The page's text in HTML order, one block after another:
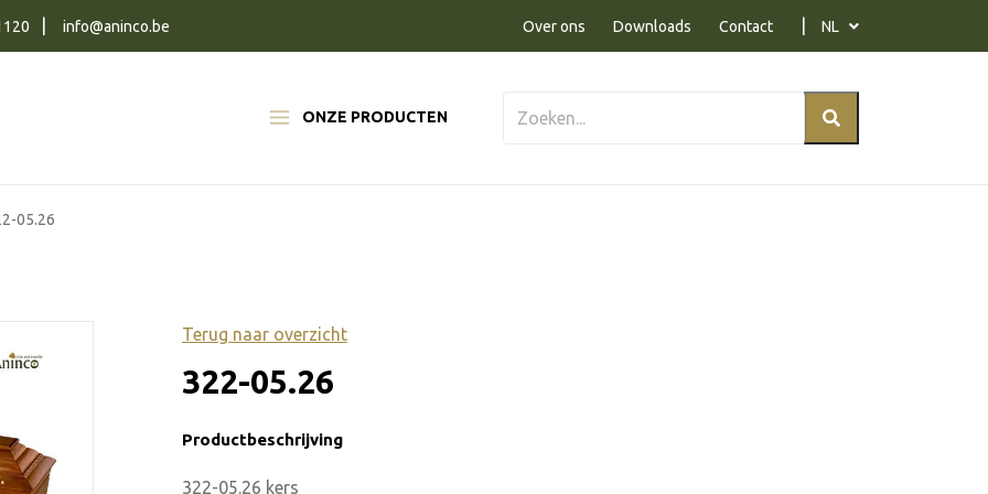
ONZE PRODUCTEN
info@aninco.be Over ons Downloads Contact NL
05.26
Terug naar overzicht
322-05.26
Productbeschrijving
322-05.26 kers